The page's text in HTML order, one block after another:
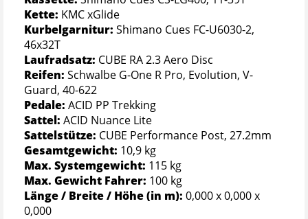
Kette: KMC xGlide
Kurbelgarnitur: Shimano Cues FC-U6030-2,
46x32T
Laufradsatz: CUBE RA 2.3 Aero Disc
Reifen: Schwalbe G-One R Pro, Evolution, V-
Guard, 40-622
Pedale: ACID PP Trekking
Sattel: ACID Nuance Lite
Sattelstütze: CUBE Performance Post, 27.2mm
Gesamtgewicht: 10,9 kg
Max. Systemgewicht: 115 kg
Max. Gewicht Fahrer: 100 kg
Länge / Breite / Höhe (in m): 0,000 x 0,000 x
0,000